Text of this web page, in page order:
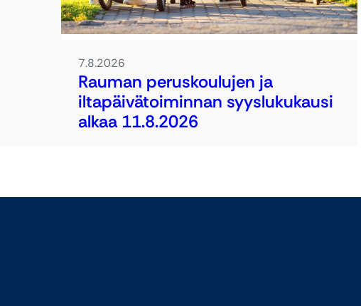
7.8.2026
Rauman peruskoulujen ja
iltapäivätoiminnan syyslukukausi
alkaa 11.8.2026